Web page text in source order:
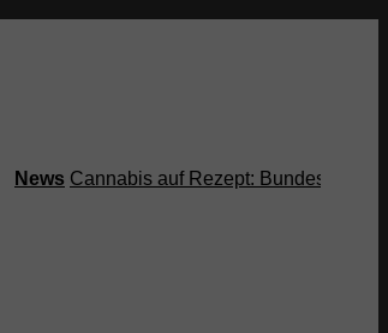
News Cannabis auf Rezept: Bundestag